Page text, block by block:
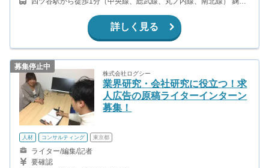
詳しく見る
募集停止中
株式会社ログシー
業界研究・会社研究に役立つ！求
人広告の原稿ライターインターン
募集！
人材 コンサルティング 東京都
ライター/編集/記者
要確認